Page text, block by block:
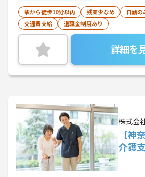
駅から徒歩10分以内 残業少なめ 日勤の
交通費支給
退職金制度あり
詳細を
株式会
【神
介護